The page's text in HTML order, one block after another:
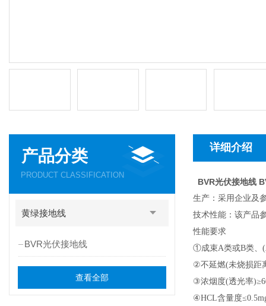
产品分类
PRODUCT CLASSIFICATION
黄绿接地线
BVR光伏接地线
查看全部
详细介绍
BVR光伏接地线
生产 ： 采用企业及
技术性能 ： 该产品
性能要求
①成束A类或B类、
②不延燃(未烧损距
③浓烟度(透光率
④HCL含量度